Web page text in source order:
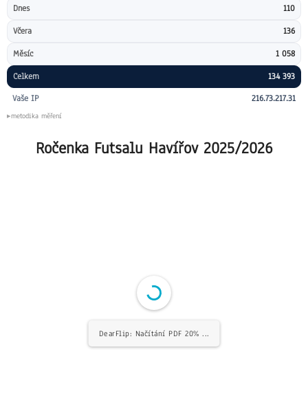
Dnes 110
Včera 136
Měsíc 1 058
Celkem
134 393
Vaše IP
216.73.217.31
metodika měření
Ročenka Futsalu Havířov 2025/2026
DearFlip: Načítání PDF 20% ...